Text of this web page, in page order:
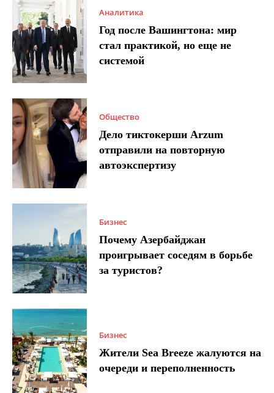
Аналитика
Год после Вашингтона: мир
стал практикой, но еще не
системой
Общество
Дело тиктокерши Arzum
отправили на повторную
автоэкспертизу
Бизнес
Почему Азербайджан
проигрывает соседям в борьбе
за туристов?
Бизнес
Жители Sea Breeze жалуются на
очереди и переполненность